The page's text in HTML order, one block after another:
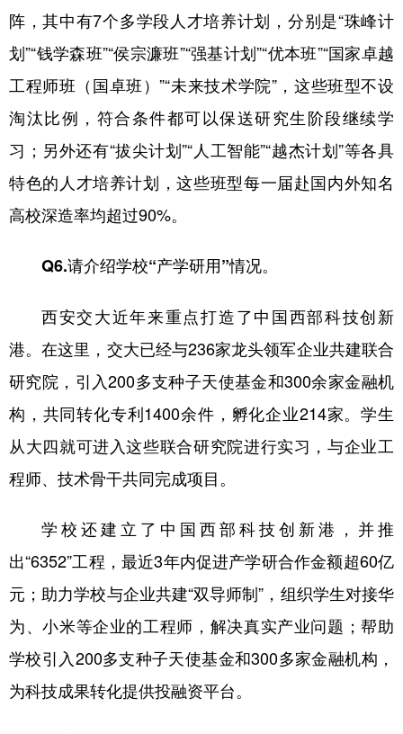
阵，其中有7个多学段人才培养计划，分别是“珠峰计
划”“钱学森班”“侯宗濂班”“强基计划”“优本班”“国家卓越
工程师班（国卓班）”“未来技术学院”，这些班型不设
淘汰比例，符合条件都可以保送研究生阶段继续学
习；另外还有“拔尖计划”“人工智能”“越杰计划”等各具
特色的人才培养计划，这些班型每一届赴国内外知名
高校深造率均超过90%。
Q6.请介绍学校“产学研用”情况。
西安交大近年来重点打造了中国西部科技创新
港。在这里，交大已经与236家龙头领军企业共建联合
研究院，引入200多支种子天使基金和300余家金融机
构，共同转化专利1400余件，孵化企业214家。学生
从大四就可进入这些联合研究院进行实习，与企业工
程师、技术骨干共同完成项目。
学校还建立了中国西部科技创新港，并推
出“6352”工程，最近3年内促进产学研合作金额超60亿
元；助力学校与企业共建“双导师制”，组织学生对接华
为、小米等企业的工程师，解决真实产业问题；帮助
学校引入200多支种子天使基金和300多家金融机构，
为科技成果转化提供投融资平台。